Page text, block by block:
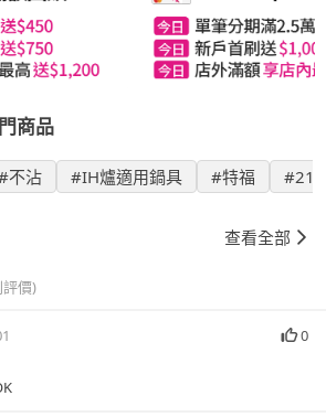
商品
不沾 #IH爐適用鍋具 #特福
查看全部
價)
0